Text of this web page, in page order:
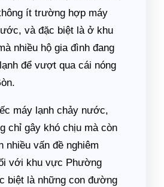
ít trường hợp máy
và đặc biệt là ở khu
nhiều hộ gia đình đang
để vượt qua cái nóng
máy lạnh chảy nước,
chỉ gây khó chịu mà còn
nhiều vấn đề nghiêm
với khu vực Phường
biệt là những con đường